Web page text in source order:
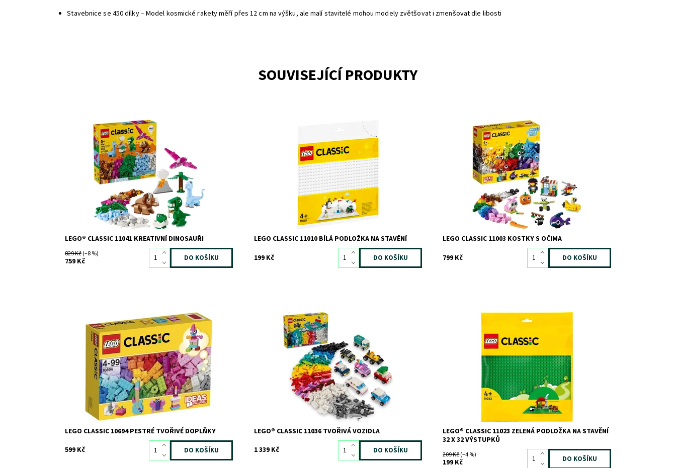
Stavebnice se 450 dílky – Model kosmické rakety měří přes 12 cm na výšku, ale malí stavitelé mohou modely zvětšovat i zmenšovat dle libosti
SOUVISEJÍCÍ PRODUKTY
Připravte se na dobrodružství v dobách dávno minulých
se svými oblíbenými dinosaury!
Dostupnost:
Skladem3
12102
LEGO
LEGO® CLASSIC 11041 KREATIVNÍ DINOSAUŘI
829 Kč(–8 %)
759 Kč
Stavějte, hrajte si a vystavujte ve velkém!
Skladem>3
6386
LEGO
LEGO CLASSIC 11010 BÍLÁ PODLOŽKA NA STAVĚNÍ
199 Kč
Postav zábavné postavičky a dej svým LEGO® Classic
výtvorům oči, ať můžou koukat na svět!
Dostupnost:
Skladem3
4902
LEGO
LEGO CLASSIC 11003 KOSTKY S OČIMA
799 Kč
S tímto obrovským množstvím jasně barevných
klasických kostek LEGO® uskutečníš své stavitelské
Dostupnost:
Skladem3
1946
LEGO
LEGO CLASSIC 10694 PESTRÉ TVOŘIVÉ DOPLŇKY
599 Kč
Postavte a upravte si policejní auto a další vozidla z
kostek LEGO®
Dostupnost:
Skladem3
11367
LEGO
LEGO® CLASSIC 11036 TVOŘIVÁ VOZIDLA
1 339 Kč
poskytne dětem dostatečný prostor 32 x 32 výstupků
pro stavění, hraní i vystavování.
Skladem>3
12381
LEGO
LEGO® CLASSIC 11023 ZELENÁ PODLOŽKA NA STAVĚNÍ
32 X 32 VÝSTUPKŮ
209 Kč(–4 %)
199 Kč